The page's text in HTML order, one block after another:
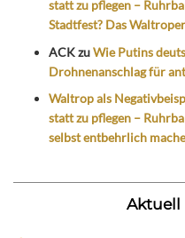
statt zu pflegen –
Stadtfest? Das
ACKzuWie Putins
Drohnenanschlag für
Waltrop als
statt zu pflegen –
selbst entbehrlich
Aktuell